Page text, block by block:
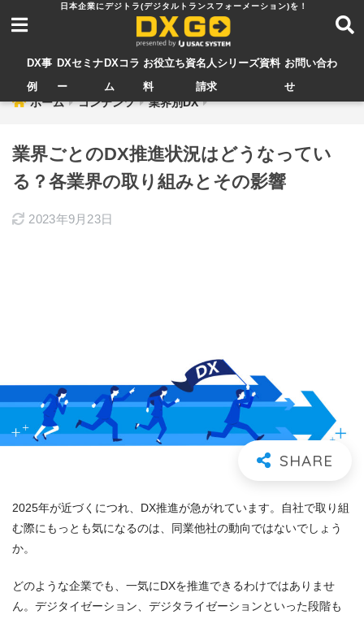
DX事
例
DXセミナ
ー
DXコラ
ム
お役立ち資
料
名人シリーズ資料
請求
お問い合わ
せ
ホーム コンテンツ 業界別DX
業界ごとのDX推進状況はどうなってい
る？各業界の取り組みとその影響
2023年9月23日
2025年が近づくにつれ、DX推進が急がれています。自社で取り組
む際にもっとも気になるのは、同業他社の動向ではないでしょう
か。
どのような企業でも、一気にDXを推進できるわけではありませ
ん。デジタイゼーション、デジタライゼーションといった段階も